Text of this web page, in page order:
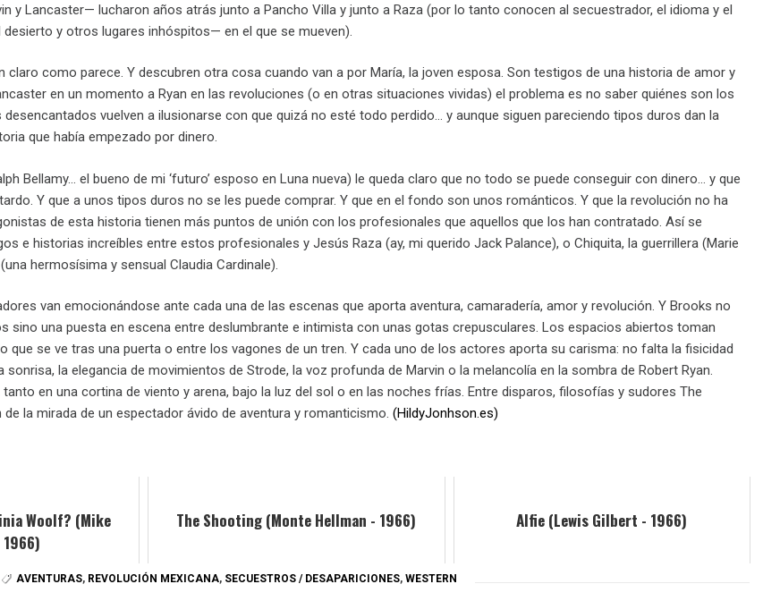
y Lancaster— lucharon años atrás junto a Pancho Villa y junto a Raza (por lo tanto conocen al secuestrador, el idioma y el
y otros lugares inhóspitos— en el que se mueven).
claro como parece. Y descubren otra cosa cuando van a por María, la joven esposa. Son testigos de una historia de amor y
en un momento a Ryan en las revoluciones (o en otras situaciones vividas) el problema es no saber quiénes son los
vuelven a ilusionarse con que quizá no esté todo perdido… y aunque siguen pareciendo tipos duros dan la
que había empezado por dinero.
Bellamy… el bueno de mi ‘futuro’ esposo en Luna nueva) le queda claro que no todo se puede conseguir con dinero… y que
Y que a unos tipos duros no se les puede comprar. Y que en el fondo son unos románticos. Y que la revolución no ha
de esta historia tienen más puntos de unión con los profesionales que aquellos que los han contratado. Así se
e historias increíbles entre estos profesionales y Jesús Raza (ay, mi querido Jack Palance), o Chiquita, la guerrillera (Marie
hermosísima y sensual Claudia Cardinale).
van emocionándose ante cada una de las escenas que aporta aventura, camaradería, amor y revolución. Y Brooks no
sino una puesta en escena entre deslumbrante e intimista con unas gotas crepusculares. Los espacios abiertos toman
que se ve tras una puerta o entre los vagones de un tren. Y cada uno de los actores aporta su carisma: no falta la fisicidad
la elegancia de movimientos de Strode, la voz profunda de Marvin o la melancolía en la sombra de Robert Ryan.
en una cortina de viento y arena, bajo la luz del sol o en las noches frías. Entre disparos, filosofías y sudores The
la mirada de un espectador ávido de aventura y romanticismo. (HildyJonhson.es)
Woolf? (Mike
The Shooting (Monte Hellman - 1966) Alfie (Lewis Gilbert - 1966)
AVENTURAS, REVOLUCIÓN MEXICANA, SECUESTROS / DESAPARICIONES, WESTERN